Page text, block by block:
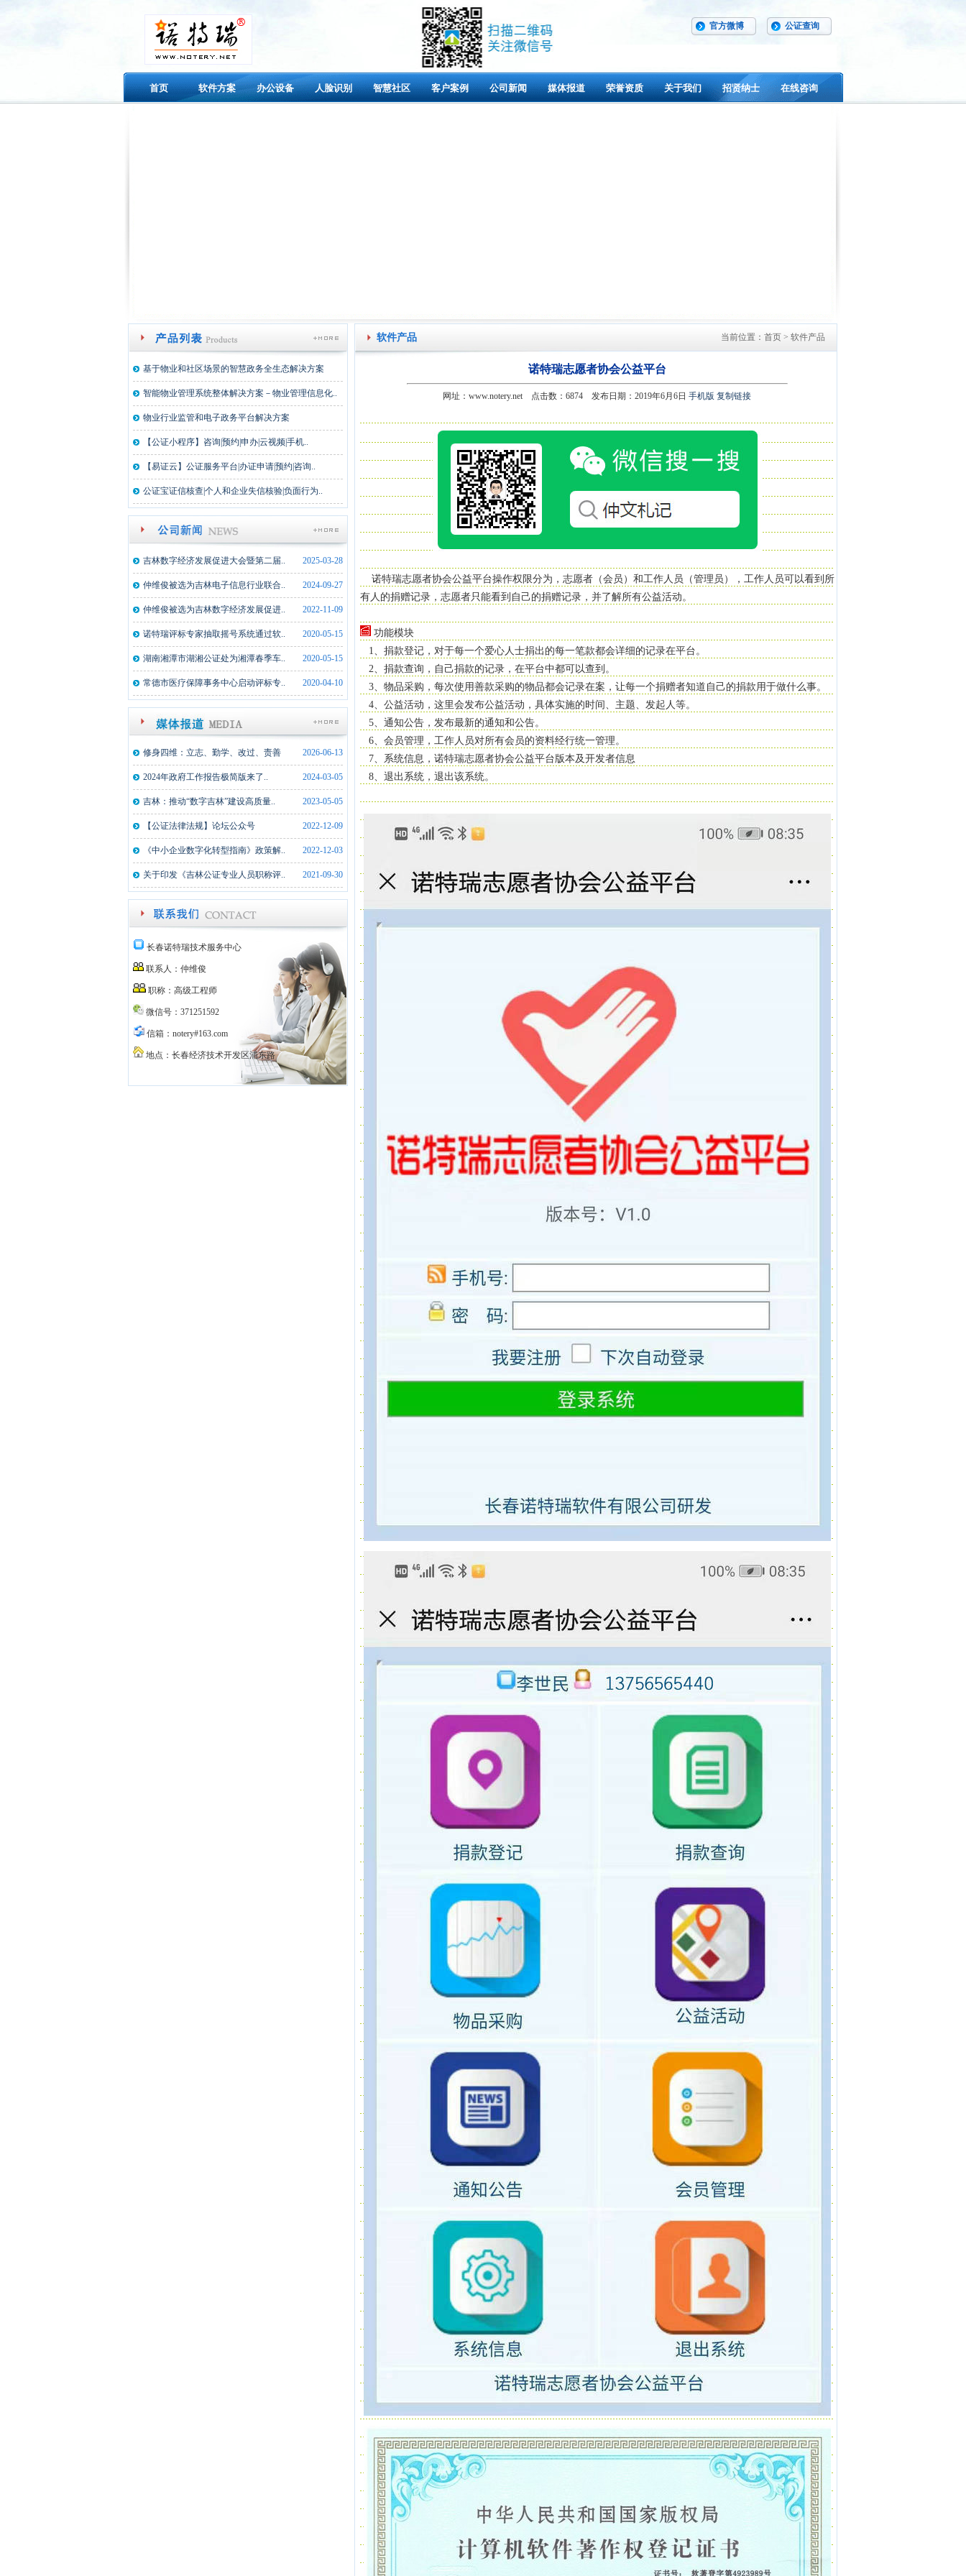
公证查询
官方微博
首页 软件方案 办公设备 人脸识别 智慧社区 客户案例 公司新闻 媒体报道 荣誉资质 关于我们 招贤纳士 在线咨询
基于物业和社区场景的智慧政务全生态解决方案
智能物业管理系统整体解决方案－物业管理信息化..
物业行业监管和电子政务平台解决方案
【公证小程序】咨询|预约|申办|云视频|手机..
【易证云】公证服务平台|办证申请|预约|咨询..
公证宝证信核查|个人和企业失信核验|负面行为..
吉林数字经济发展促进大会暨第二届.. 2025-03-28
仲维俊被选为吉林电子信息行业联合.. 2024-09-27
仲维俊被选为吉林数字经济发展促进.. 2022-11-09
诺特瑞评标专家抽取摇号系统通过软.. 2020-05-15
湖南湘潭市湖湘公证处为湘潭春季车.. 2020-05-15
常德市医疗保障事务中心启动评标专.. 2020-04-10
修身四维：立志、勤学、改过、责善 2026-06-13
2024年政府工作报告极简版来了.. 2024-03-05
吉林：推动“数字吉林”建设高质量.. 2023-05-05
【公证法律法规】论坛公众号 2022-12-09
《中小企业数字化转型指南》政策解.. 2022-12-03
关于印发《吉林公证专业人员职称评.. 2021-09-30
长春诺特瑞技术服务中心
联系人：仲维俊
职称：高级工程师
微信号：371251592
信箱：notery#163.com
地点：长春经济技术开发区浦东路
软件产品 当前位置：首页 > 软件产品
诺特瑞志愿者协会公益平台
网址：www.notery.net 点击数：6874 发布日期：2019年6月6日 手机版 复制链接
诺特瑞志愿者协会公益平台操作权限分为，志愿者（会员）和工作人员（管理员），工作人员可以看到所
有人的捐赠记录，志愿者只能看到自己的捐赠记录，并了解所有公益活动。
功能模块
1、捐款登记，对于每一个爱心人士捐出的每一笔款都会详细的记录在平台。
2、捐款查询，自己捐款的记录，在平台中都可以查到。
3、物品采购，每次使用善款采购的物品都会记录在案，让每一个捐赠者知道自己的捐款用于做什么事。
4、公益活动，这里会发布公益活动，具体实施的时间、主题、发起人等。
5、通知公告，发布最新的通知和公告。
6、会员管理，工作人员对所有会员的资料经行统一管理。
7、系统信息，诺特瑞志愿者协会公益平台版本及开发者信息
8、退出系统，退出该系统。